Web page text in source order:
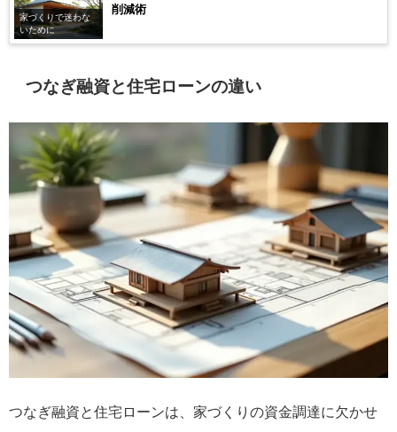
家づくりで迷わな
いために
削減術
つなぎ融資と住宅ローンの違い
つなぎ融資と住宅ローンは、家づくりの資金調達に欠かせ